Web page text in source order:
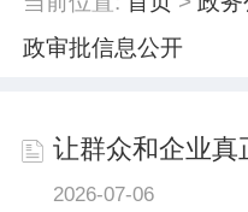
政审批信息公开
让群众和企业真
2026-07-06